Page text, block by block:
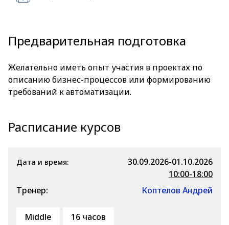
Предварительная подготовка
Желательно иметь опыт участия в проектах по
описанию бизнес-процессов или формированию
требований к автоматизации.
Расписание курсов
Дата и время:
30.09.2026-01.10.2026
10:00-18:00
Тренер:
Коптелов Андрей
Middle 16 часов